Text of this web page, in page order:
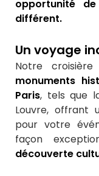
opportunité
différent.
Un voyage
Notre
monuments
Paris, tels que
Louvre, offrant
pour votre
façon
découverte